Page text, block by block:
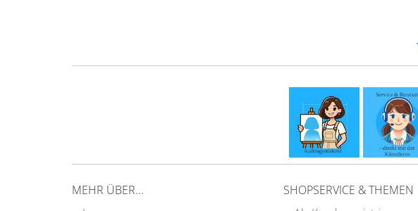
MEHR ÜBER...
SHOPSERVICE & THEMEN